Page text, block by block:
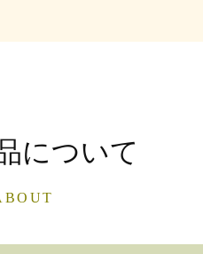
について